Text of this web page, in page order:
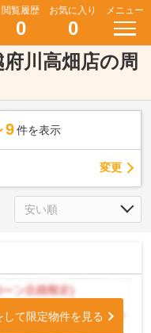
閲覧履歴
0
お気に入り
0
メニュー
川高畑店の周
9 件を表示
変更
して限定物件を見る